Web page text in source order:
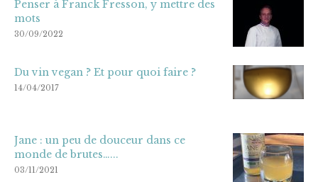
Penser à Franck Fresson, y mettre des
mots
30/09/2022
Du vin vegan ? Et pour quoi faire ?
14/04/2017
Jane : un peu de douceur dans ce
monde de brutes…...
03/11/2021